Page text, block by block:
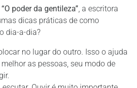
“O poder da gentileza”, a escritora
dicas práticas de como
dia-a-dia?
no lugar do outro. Isso o ajuda
as pessoas, seu modo de